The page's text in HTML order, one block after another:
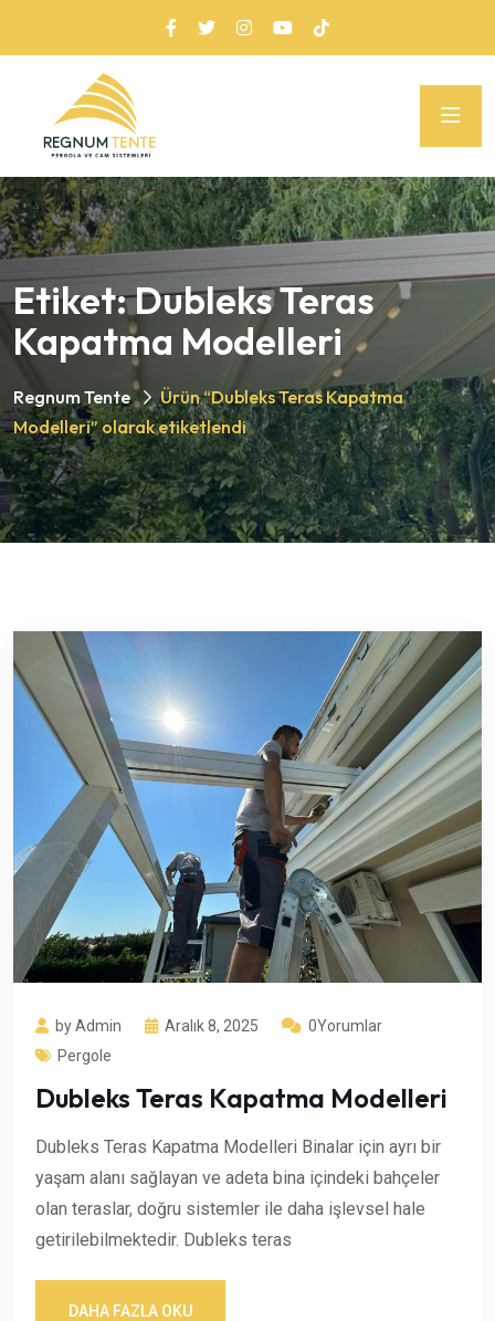
Etiket:Dubleks Teras
Kapatma Modelleri
Regnum Tente
Ürün “Dubleks Teras Kapatma
Modelleri” olarak etiketlendi
by Admin Aralık 8, 2025
0Yorumlar
Pergole
Dubleks Teras Kapatma Modelleri
Dubleks Teras Kapatma Modelleri Binalar için ayrı bir
yaşam alanı sağlayan ve adeta bina içindeki bahçeler
olan teraslar, doğru sistemler ile daha işlevsel hale
getirilebilmektedir. Dubleks teras
DAHA FAZLA OKU